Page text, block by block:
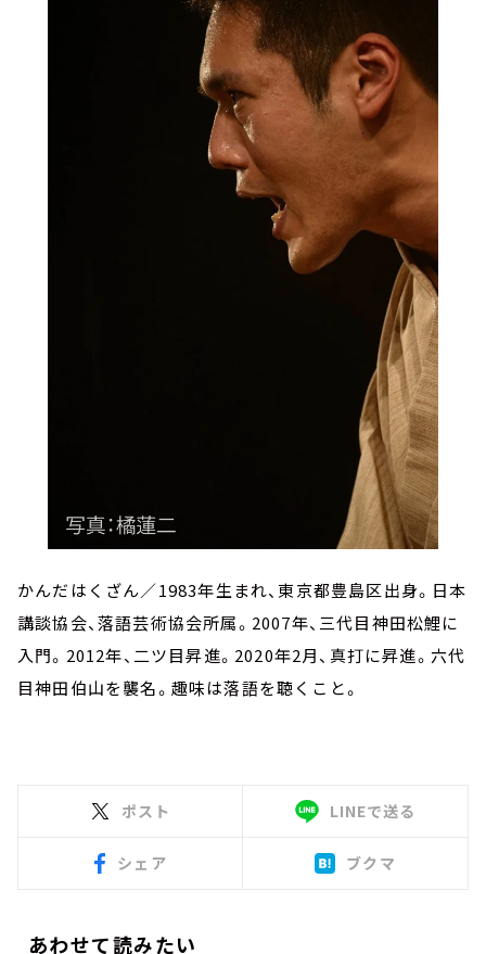
かんだはくざん／1983年生まれ、東京都豊島区出身。日本
講談協会、落語芸術協会所属。2007年、三代目神田松鯉に
入門。2012年、二ツ目昇進。2020年2月、真打に昇進。六代
目神田伯山を襲名。趣味は落語を聴くこと。
ポスト LINEで送る
シェア ブクマ
あわせて読みたい